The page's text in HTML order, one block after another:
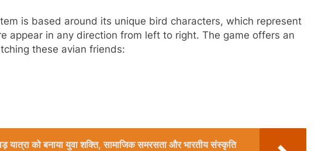
is based around its unique bird characters, which represent
appear in any direction from left to right. The game offers an
these avian friends:
यात्रा को बनाया युवा शक्ति, सामाजिक समरसता और भारतीय संस्कृति